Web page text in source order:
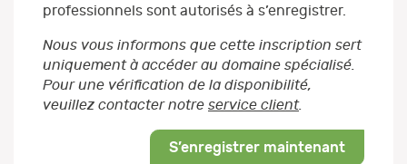
professionnels sont autorisés à s’enregistrer.
Nous vous informons que cette inscription sert
uniquement à accéder au domaine spécialisé.
Pour une vérification de la disponibilité,
veuillez contacter notre service client.
S’enregistrer maintenant